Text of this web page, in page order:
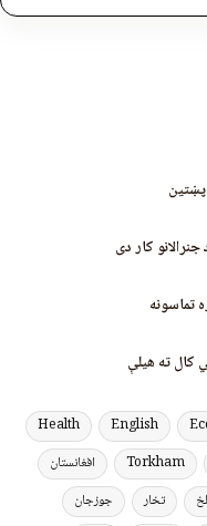
پښتین
کار دی
تماسونه
کال ته هیلې
English
Health
Torkham
افغانستان
تخار جوزجان